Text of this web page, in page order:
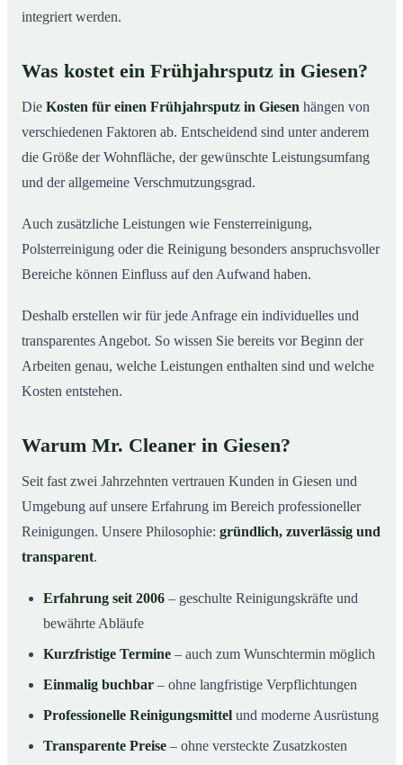
integriert werden.
Was kostet ein Frühjahrsputz in Giesen?
Die Kosten für einen Frühjahrsputz in Giesen hängen von
verschiedenen Faktoren ab. Entscheidend sind unter anderem
die Größe der Wohnfläche, der gewünschte Leistungsumfang
und der allgemeine Verschmutzungsgrad.
Auch zusätzliche Leistungen wie Fensterreinigung,
Polsterreinigung oder die Reinigung besonders anspruchsvoller
Bereiche können Einfluss auf den Aufwand haben.
Deshalb erstellen wir für jede Anfrage ein individuelles und
transparentes Angebot. So wissen Sie bereits vor Beginn der
Arbeiten genau, welche Leistungen enthalten sind und welche
Kosten entstehen.
Warum Mr. Cleaner in Giesen?
Seit fast zwei Jahrzehnten vertrauen Kunden in Giesen und
Umgebung auf unsere Erfahrung im Bereich professioneller
Reinigungen. Unsere Philosophie: gründlich, zuverlässig und
transparent.
Erfahrung seit 2006 – geschulte Reinigungskräfte und
bewährte Abläufe
Kurzfristige Termine – auch zum Wunschtermin möglich
Einmalig buchbar – ohne langfristige Verpflichtungen
Professionelle Reinigungsmittel und moderne Ausrüstung
Transparente Preise – ohne versteckte Zusatzkosten